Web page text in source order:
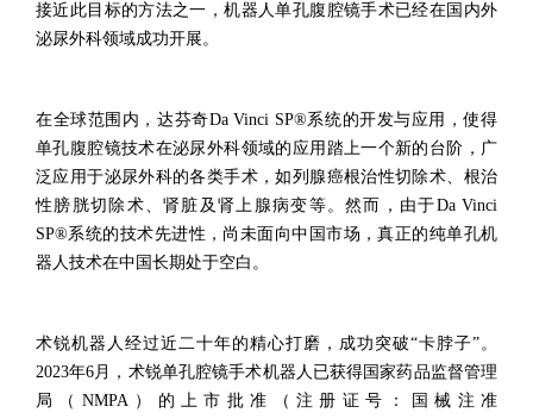
接近此目标的方法之一 ，机器人单孔腹腔镜手术已经在国内外
泌尿外科领域成功开展。
在全球范围内 ，达芬奇Da Vinci SP®系统的开发与应用，使得
单孔腹腔镜技术在泌尿外科领域的应用踏上一个新的台阶 ， 广
泛应用于泌尿外科的各类手术，如列腺癌根治性切除术、根治
性膀胱切除术、肾脏及肾上腺病变等。然而 ， 由于Da Vinci
SP®系统的技术先进性 ， 尚未面向中国市场 ，真正的纯单孔机
器人技术在中国长期处于空白 。
术锐机器人 经过近二十年的精心打磨 ， 成功突破“卡脖子”。
2023年6月 ， 术锐单孔腔镜手术机器人已获得国家药品监督管理
局（ NMPA）的上市批准（注册证号：国械注准